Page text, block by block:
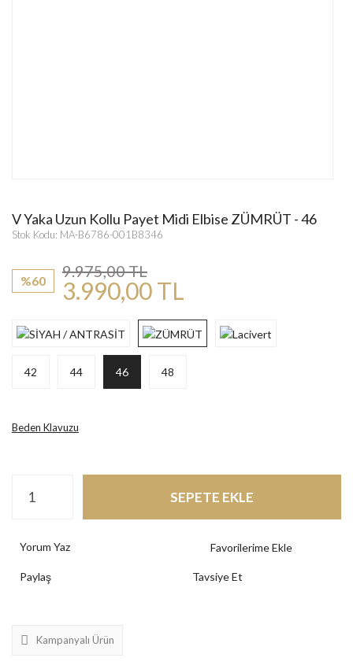
V Yaka Uzun Kollu Payet Midi Elbise ZÜMRÜT - 46
Stok Kodu: MA-B6786-001B8346
%60
9.975,00 TL
3.990,00 TL
42 44 46 48
Beden Klavuzu
SEPETE EKLE
Yorum Yaz
Paylaş Tavsiye Et
Kampanyalı Ürün